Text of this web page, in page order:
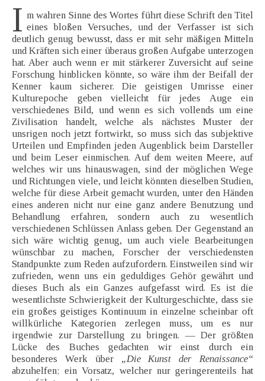
I m wahren Sinne des Wortes führt diese Schrift den Titel
eines bloßen Versuches, und der Verfasser ist sich
deutlich genug bewusst, dass er mit sehr mäßigen Mitteln
und Kräften sich einer überaus großen Aufgabe unterzogen
hat. Aber auch wenn er mit stärkerer Zuversicht auf seine
Forschung hinblicken könnte, so wäre ihm der Beifall der
Kenner kaum sicherer. Die geistigen Umrisse einer
Kulturepoche geben vielleicht für jedes Auge ein
verschiedenes Bild, und wenn es sich vollends um eine
Zivilisation handelt, welche als nächstes Muster der
unsrigen noch jetzt fortwirkt, so muss sich das subjektive
Urteilen und Empfinden jeden Augenblick beim Darsteller
und beim Leser einmischen. Auf dem weiten Meere, auf
welches wir uns hinauswagen, sind der möglichen Wege
und Richtungen viele, und leicht könnten dieselben Studien,
welche für diese Arbeit gemacht wurden, unter den Händen
eines anderen nicht nur eine ganz andere Benutzung und
Behandlung erfahren, sondern auch zu wesentlich
verschiedenen Schlüssen Anlass geben. Der Gegenstand an
sich wäre wichtig genug, um auch viele Bearbeitungen
wünschbar zu machen, Forscher der verschiedensten
Standpunkte zum Reden aufzufordern. Einstweilen sind wir
zufrieden, wenn uns ein geduldiges Gehör gewährt und
dieses Buch als ein Ganzes aufgefasst wird. Es ist die
wesentlichste Schwierigkeit der Kulturgeschichte, dass sie
ein großes geistiges Kontinuum in einzelne scheinbar oft
willkürliche Kategorien zerlegen muss, um es nur
irgendwie zur Darstellung zu bringen. — Der größten
Lücke des Buches gedachten wir einst durch ein
besonderes Werk über „Die Kunst der Renaissance“
abzuhelfen; ein Vorsatz, welcher nur geringerenteils hat